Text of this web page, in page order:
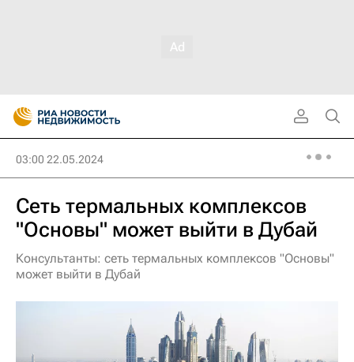
03:00 22.05.2024
Сеть термальных комплексов
"Основы" может выйти в Дубай
Консультанты: сеть термальных комплексов "Основы"
может выйти в Дубай